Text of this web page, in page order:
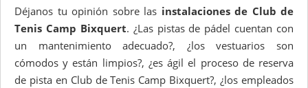
Déjanos tu opinión sobre las instalaciones de Club de
Tenis Camp Bixquert. ¿Las pistas de pádel cuentan con
un mantenimiento adecuado?, ¿los vestuarios son
cómodos y están limpios?, ¿es ágil el proceso de reserva
de pista en Club de Tenis Camp Bixquert?, ¿los empleados